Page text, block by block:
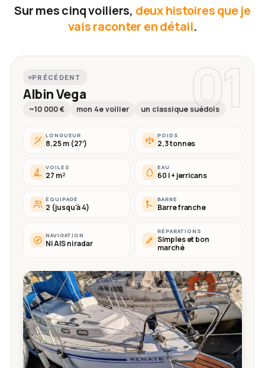
Sur mes cinq voiliers, deux histoires que je
vais raconter en détail.
01
PRÉCÉDENT
Albin Vega
~10 000 € mon 4e voilier un classique suédois
LONGUEUR
8,25 m (27′)
POIDS
2,3 tonnes
VOILES
27 m²
EAU
60 l + jerricans
ÉQUIPAGE
2 (jusqu'à 4)
BARRE
Barre franche
NAVIGATION
Ni AIS ni radar
RÉPARATIONS
Simples et bon
marché